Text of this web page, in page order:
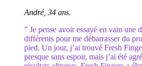
André, 34 ans.
” Je pense avoir essayé en vain une
différents pour me débarrasser du
pied. Un jour, j’ai trouvé Fresh
presque sans espoir, mais j’ai été